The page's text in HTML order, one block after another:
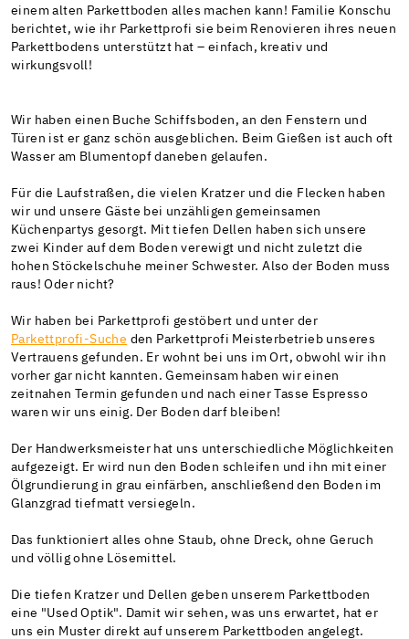
einem alten Parkettboden alles machen kann! Familie Konschu
berichtet, wie ihr Parkettprofi sie beim Renovieren ihres neuen
Parkettbodens unterstützt hat – einfach, kreativ und
wirkungsvoll!
Wir haben einen Buche Schiffsboden, an den Fenstern und
Türen ist er ganz schön ausgeblichen. Beim Gießen ist auch oft
Wasser am Blumentopf daneben gelaufen.
Für die Laufstraßen, die vielen Kratzer und die Flecken haben
wir und unsere Gäste bei unzähligen gemeinsamen
Küchenpartys gesorgt. Mit tiefen Dellen haben sich unsere
zwei Kinder auf dem Boden verewigt und nicht zuletzt die
hohen Stöckelschuhe meiner Schwester. Also der Boden muss
raus! Oder nicht?
Wir haben bei Parkettprofi gestöbert und unter der
Parkettprofi-Suche den Parkettprofi Meisterbetrieb unseres
Vertrauens gefunden. Er wohnt bei uns im Ort, obwohl wir ihn
vorher gar nicht kannten. Gemeinsam haben wir einen
zeitnahen Termin gefunden und nach einer Tasse Espresso
waren wir uns einig. Der Boden darf bleiben!
Der Handwerksmeister hat uns unterschiedliche Möglichkeiten
aufgezeigt. Er wird nun den Boden schleifen und ihn mit einer
Ölgrundierung in grau einfärben, anschließend den Boden im
Glanzgrad tiefmatt versiegeln.
Das funktioniert alles ohne Staub, ohne Dreck, ohne Geruch
und völlig ohne Lösemittel.
Die tiefen Kratzer und Dellen geben unserem Parkettboden
eine "Used Optik". Damit wir sehen, was uns erwartet, hat er
uns ein Muster direkt auf unserem Parkettboden angelegt.